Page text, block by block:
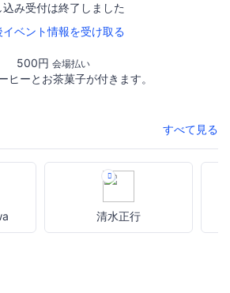
込み受付は終了しました
イベント情報を受け取る
500円 会場払い
ヒーとお茶菓子が付きます。
すべて見る
清水正行